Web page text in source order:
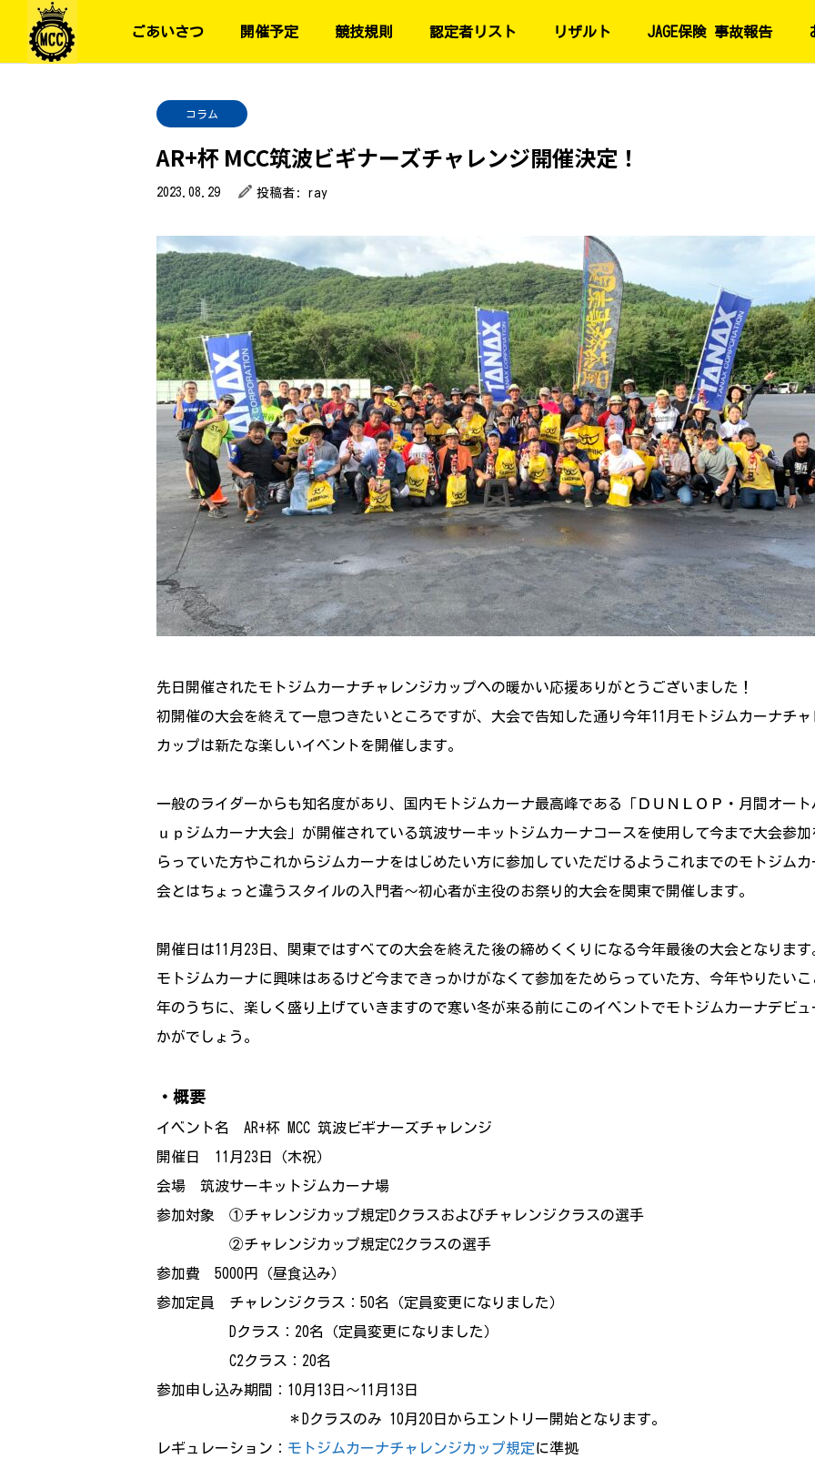
ごあいさつ 開催予定 競技規則 認定者リスト リザルト JAGE保険 事故報告
コラム
AR+杯 MCC筑波ビギナーズチャレンジ開催決定！
2023.08.29 投稿者: ray
先日開催されたモトジムカーナチャレンジカップへの暖かい応援ありがとうございました！
初開催の大会を終えて一息つきたいところですが、大会で告知した通り今年11月モトジムカーナチャ
カップは新たな楽しいイベントを開催します。
一般のライダーからも知名度があり、国内モトジムカーナ最高峰である「ＤＵＮＬＯＰ・月間オート
ｕｐジムカーナ大会」が開催されている筑波サーキットジムカーナコースを使用して今まで大会参加
らっていた方やこれからジムカーナをはじめたい方に参加していただけるようこれまでのモトジムカ
会とはちょっと違うスタイルの入門者～初心者が主役のお祭り的大会を関東で開催します。
開催日は11月23日、関東ではすべての大会を終えた後の締めくくりになる今年最後の大会となります
モトジムカーナに興味はあるけど今まできっかけがなくて参加をためらっていた方、今年やりたいこ
年のうちに、楽しく盛り上げていきますので寒い冬が来る前にこのイベントでモトジムカーナデビュ
かがでしょう。
・概要
イベント名 AR+杯 MCC 筑波ビギナーズチャレンジ
開催日 11月23日（木祝）
会場 筑波サーキットジムカーナ場
参加対象 ①チャレンジカップ規定Dクラスおよびチャレンジクラスの選手
②チャレンジカップ規定C2クラスの選手
参加費 5000円（昼食込み）
参加定員 チャレンジクラス：50名（定員変更になりました）
Dクラス：20名（定員変更になりました）
C2クラス：20名
参加申し込み期間：10月13日～11月13日
＊Dクラスのみ 10月20日からエントリー開始となります。
レギュレーション： モトジムカーナチャレンジカップ規定に準拠